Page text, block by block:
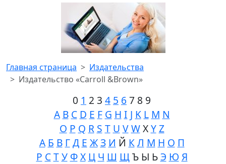
Главная страница
Издательства
Издательство «Carroll &Brown»
0 1 2 3 4 5 6 7 8 9
A B C D E F G H I J K L M N
O P Q R S T U V WXY Z
А Б В Г Д Е Ж З И Й К Л М Н О П
Р С Т У Ф Х Ц Ч Ш ЩЪ Ы ЬЭ Ю Я